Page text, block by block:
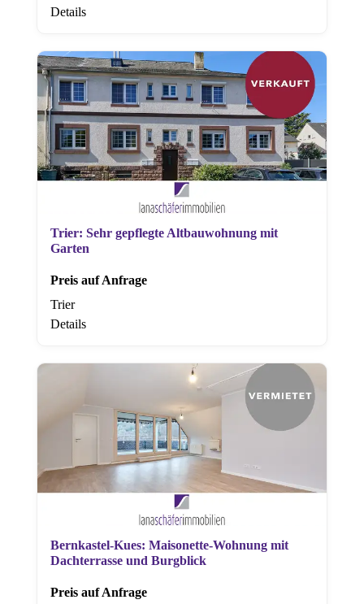
Details
Trier: Sehr gepflegte Altbauwohnung mit
Garten
Preis auf Anfrage
Trier
Details
Bernkastel-Kues: Maisonette-Wohnung mit
Dachterrasse und Burgblick
Preis auf Anfrage